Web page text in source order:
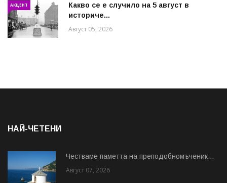
АКЦЕНТ
Какво се е случило на 5 август в
историче...
Август 05, 2026
НАЙ-ЧЕТЕНИ
Честваме паметта на преподобномъченик...
Август 07, 2026